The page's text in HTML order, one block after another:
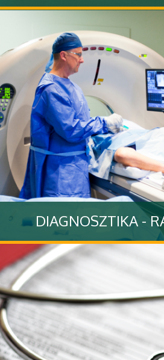
hasznos információkat
Tovább
DIAGNOSZTIKA -